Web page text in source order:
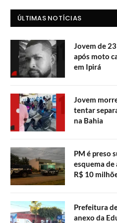
ÚLTIMAS NOTÍCIAS
Jovem de
após moto
em Ipirá
Jovem
tentar
na Bahia
PM é preso
esquema
R$ 10
Prefeitura
anexo da